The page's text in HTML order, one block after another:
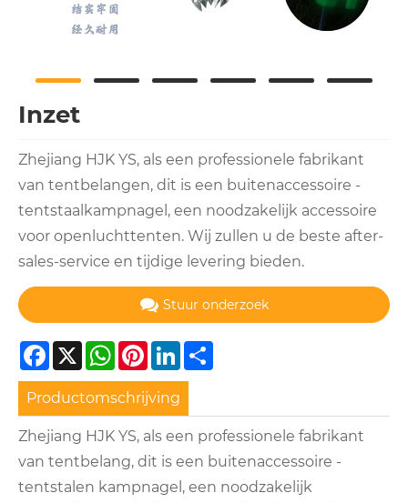
Inzet
Zhejiang HJK YS, als een professionele fabrikant
van tentbelangen, dit is een buitenaccessoire -
tentstaalkampnagel, een noodzakelijk accessoire
voor openluchttenten. Wij zullen u de beste after-
sales-service en tijdige levering bieden.
Stuur onderzoek
Facebook
X WhatsApp
Pinterest
LinkedIn
Productomschrijving
Zhejiang HJK YS, als een professionele fabrikant
van tentbelang, dit is een buitenaccessoire -
tentstalen kampnagel, een noodzakelijk